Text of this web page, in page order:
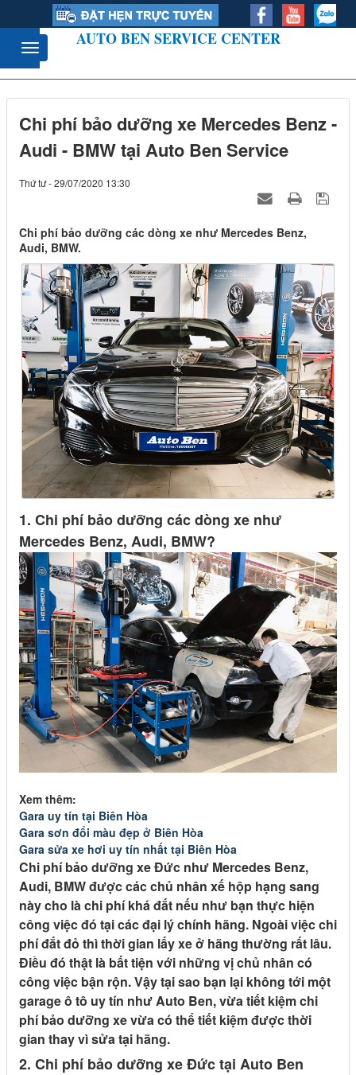
AUTO BEN SERVICE CENTER
Chi phí bảo dưỡng xe Mercedes Benz -
Audi - BMW tại Auto Ben Service
Thứ tư - 29/07/2020 13:30
Chi phí bảo dưỡng các dòng xe như Mercedes Benz,
Audi, BMW.
1. Chi phí bảo dưỡng các dòng xe như
Mercedes Benz, Audi, BMW?
Xem thêm:
Gara uy tín tại Biên Hòa
Gara sơn đổi màu đẹp ở Biên Hòa
Gara sửa xe hơi uy tín nhất tại Biên Hòa
Chi phí bảo dưỡng xe Đức như Mercedes Benz,
Audi, BMW được các chủ nhân xế hộp hạng sang
này cho là chi phí khá đắt nếu như bạn thực hiện
công việc đó tại các đại lý chính hãng. Ngoài việc chi
phí đắt đỏ thì thời gian lấy xe ở hãng thường rất lâu.
Điều đó thật là bất tiện với những vị chủ nhân có
công việc bận rộn. Vậy tại sao bạn lại không tới một
garage ô tô uy tín như Auto Ben, vừa tiết kiệm chi
phí bảo dưỡng xe vừa có thể tiết kiệm được thời
gian thay vì sửa tại hãng.
2. Chi phí bảo dưỡng xe Đức tại Auto Ben